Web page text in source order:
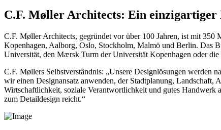
C.F. Møller Architects: Ein einzigartiger
C.F. Møller Architects, gegründet vor über 100 Jahren, ist mit
Kopenhagen, Aalborg, Oslo, Stockholm, Malmö und Berlin. Das
Universität, den Mærsk Turm der Universität Kopenhagen oder
C.F. Møllers Selbstverständnis: „Unsere Designlösungen werden
wir einen Designansatz anwenden, der Stadtplanung, Landschaft,
Wirtschaftlichkeit, soziale Verantwortlichkeit und gutes Handwerk
zum Detaildesign reicht.“